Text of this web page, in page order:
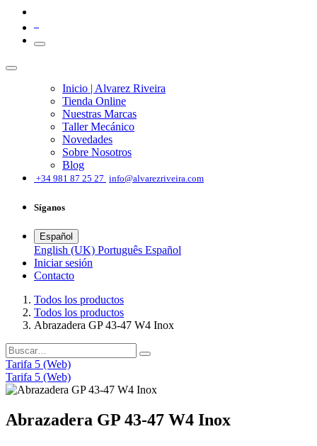
Inicio | Alvarez Riveira
Tienda Online
Nuestras Marcas
Taller Mecánico
Novedades
Sobre Nosotros
Blog
+34 981 87 25 27 info@alvarezriveira.com
Síganos
Español
English (UK) Português Español
Iniciar sesión
​Contacto
Todos los productos
Todos los productos
Abrazadera GP 43-47 W4 Inox
Tarifa 5 (Web)
Tarifa 5 (Web)
Abrazadera GP 43-47 W4 Inox